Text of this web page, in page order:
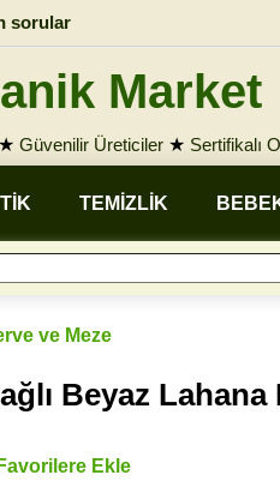
sorular
Market
★ Güvenilir Üreticiler ★ Sertifikalı
TEMİZLİK
ve Meze
Beyaz Lahana
Ekle